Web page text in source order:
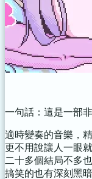
一句話：這是一部
適時變奏的音樂，
更不用說讓人一眼
二十多個結局不多
搞笑的也有深刻黑